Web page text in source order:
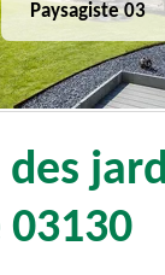
Paysagiste 03
03130